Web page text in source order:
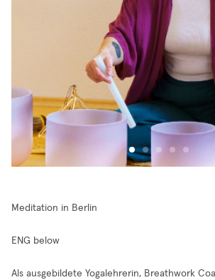
Meditation in Berlin
ENG below
Als ausgebildete Yogalehrerin, Breathwork